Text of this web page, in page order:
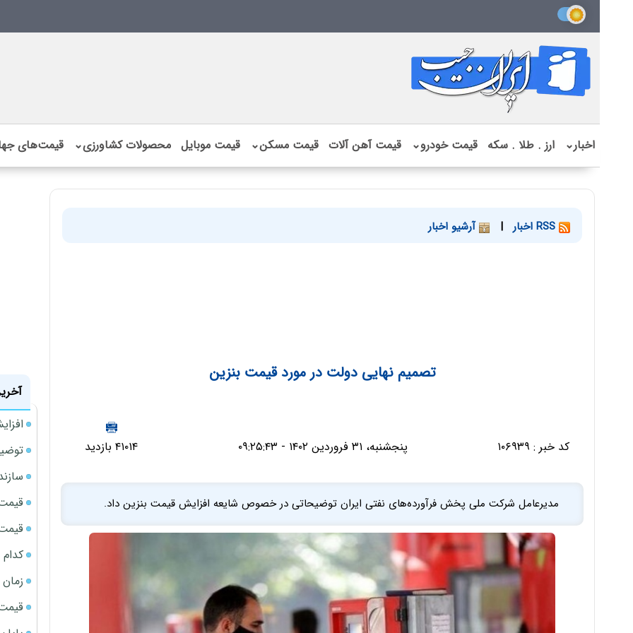
اخبار⌄ ارز . طلا . سکه قیمت خودرو⌄ قیمت آهن آلات قیمت مسکن⌄ قیمت موبایل محصولات کشاورزی⌄ قیمت‌های
| آرشیو اخبار
تصمیم نهایی دولت در مورد قیمت بنزین
کد خبر : ۱۰۶۹۳۹ پنجشنبه، ۳۱ فروردین ۱۴۰۲ - ۰۹:۲۵:۴۳ ۴۱۰۱۴ بازدید
مدیرعامل شرکت ملی پخش فرآورده‌های نفتی ایران توضیحاتی در خصوص شایعه افزایش قیمت بنزین داد.
قیمت
زمان